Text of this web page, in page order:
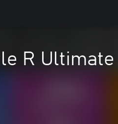
R Ultimate